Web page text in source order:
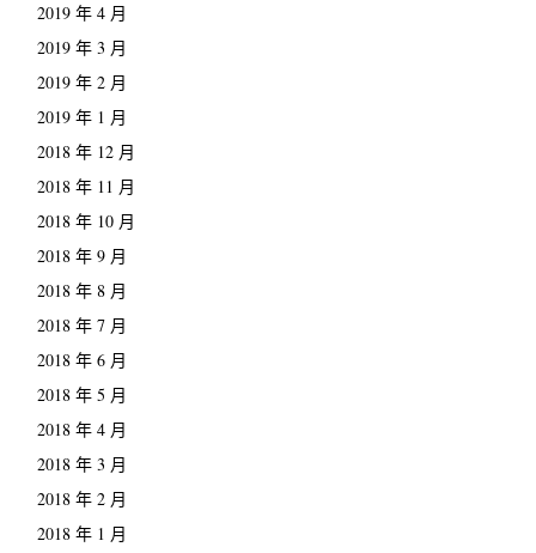
2019 年 4 月
2019 年 3 月
2019 年 2 月
2019 年 1 月
2018 年 12 月
2018 年 11 月
2018 年 10 月
2018 年 9 月
2018 年 8 月
2018 年 7 月
2018 年 6 月
2018 年 5 月
2018 年 4 月
2018 年 3 月
2018 年 2 月
2018 年 1 月